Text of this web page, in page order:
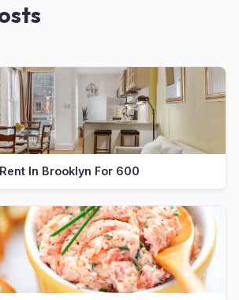
In Brooklyn For 600